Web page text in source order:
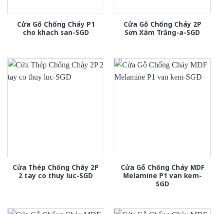
Cửa Gỗ Chống Cháy P1
cho khach san-SGD
Cửa Gỗ Chống Cháy 2P
Sơn Xám Trắng-a-SGD
Cửa Thép Chống Cháy 2P
2 tay co thuy luc-SGD
Cửa Gỗ Chống Cháy MDF
Melamine P1 van kem-
SGD